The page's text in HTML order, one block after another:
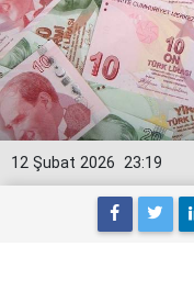
23:19
12 Şubat 2026